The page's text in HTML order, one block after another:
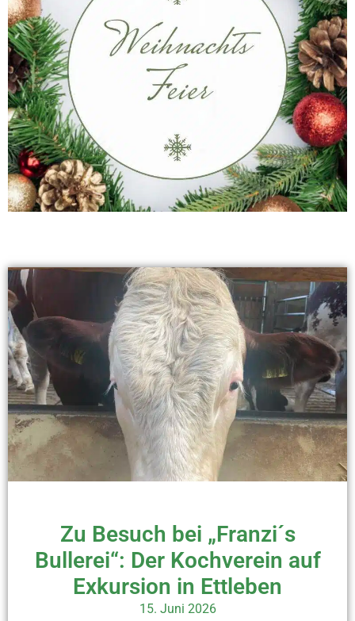
Zu Besuch bei „Franzi´s
Bullerei“: Der Kochverein auf
Exkursion in Ettleben
15. Juni 2026